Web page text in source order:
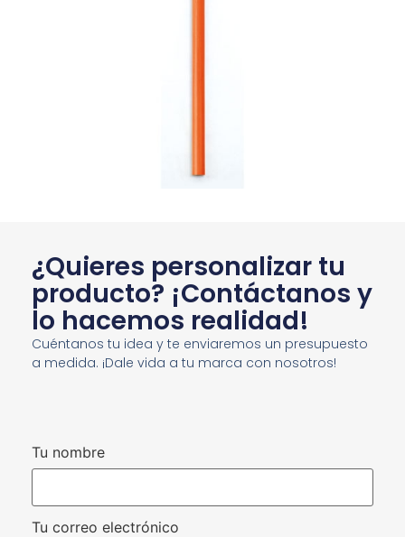
¿Quieres personalizar tu
producto? ¡Contáctanos y
lo hacemos realidad!
Cuéntanos tu idea y te enviaremos un presupuesto
a medida. ¡Dale vida a tu marca con nosotros!
Tu nombre
Tu correo electrónico